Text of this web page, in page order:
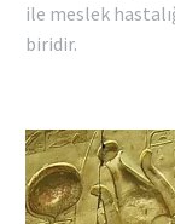
ile meslek
biridir.